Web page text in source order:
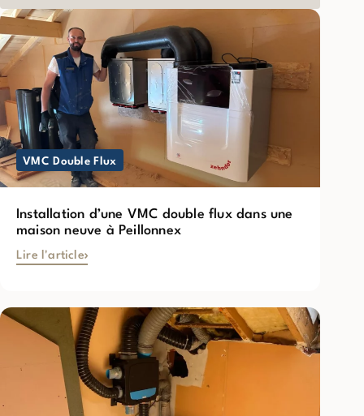
VMC Double Flux
Installation d’une VMC double flux dans une
maison neuve à Peillonnex
Lire l'article